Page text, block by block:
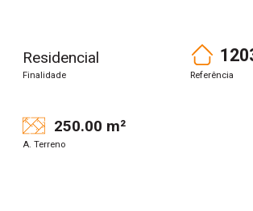
Residencial
Finalidade Referência
250.00 m²
A. Terreno